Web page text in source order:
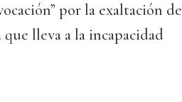
por la exaltación de
lleva a la incapacidad